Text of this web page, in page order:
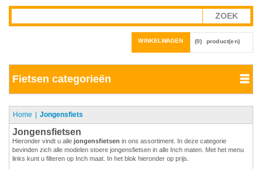
WINKELWAGEN (0) product(en)
Fietsen categorieën
Home Jongensfiets
Jongensfietsen
Hieronder vindt u alle jongensfietsen in ons assortiment. In deze categorie
bevinden zich alle modelen stoere jongensfietsen in alle Inch maten. Met het menu
links kunt u filteren op Inch maat. In het blok hieronder op prijs.